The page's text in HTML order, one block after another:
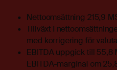
Nettoomsättning 215,9
Tillväxt i
med korrigering för
EBITDA uppgick till 55,8
EBITDA-marginal om